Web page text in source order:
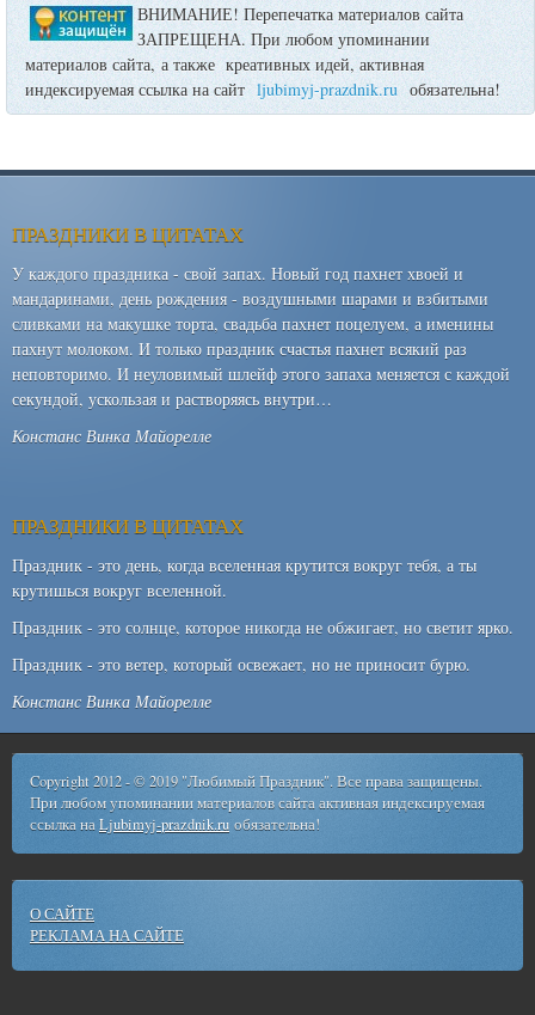
ВНИМАНИЕ! Перепечатка материалов сайта
ЗАПРЕЩЕНА. При любом упоминании
материалов сайта, а также креативных идей, активная
индексируемая ссылка на сайт ljubimyj-prazdnik.ru обязательна!
ПРАЗДНИКИ В ЦИТАТАХ
У каждого праздника - свой запах. Новый год пахнет хвоей и
мандаринами, день рождения - воздушными шарами и взбитыми
сливками на макушке торта, свадьба пахнет поцелуем, а именины
пахнут молоком. И только праздник счастья пахнет всякий раз
неповторимо. И неуловимый шлейф этого запаха меняется с каждой
секундой, ускользая и растворяясь внутри…
Констанс Винка Майорелле
ПРАЗДНИКИ В ЦИТАТАХ
Праздник - это день, когда вселенная крутится вокруг тебя, а ты
крутишься вокруг вселенной.
Праздник - это солнце, которое никогда не обжигает, но светит ярко.
Праздник - это ветер, который освежает, но не приносит бурю.
Констанс Винка Майорелле
Copyright 2012 - © 2019 "Любимый Праздник". Все права защищены.
При любом упоминании материалов сайта активная индексируемая
ссылка наLjubimyj-prazdnik.ru обязательна!
О САЙТЕ
РЕКЛАМА НА САЙТЕ